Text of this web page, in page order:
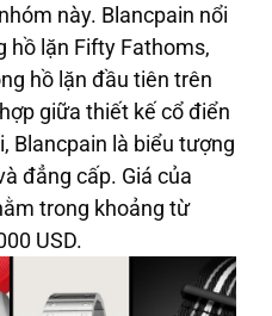
này. Blancpain nổi
hồ lặn Fifty Fathoms,
hồ lặn đầu tiên trên
giữa thiết kế cổ điển
Blancpain là biểu tượng
đẳng cấp. Giá của
trong khoảng từ
USD.